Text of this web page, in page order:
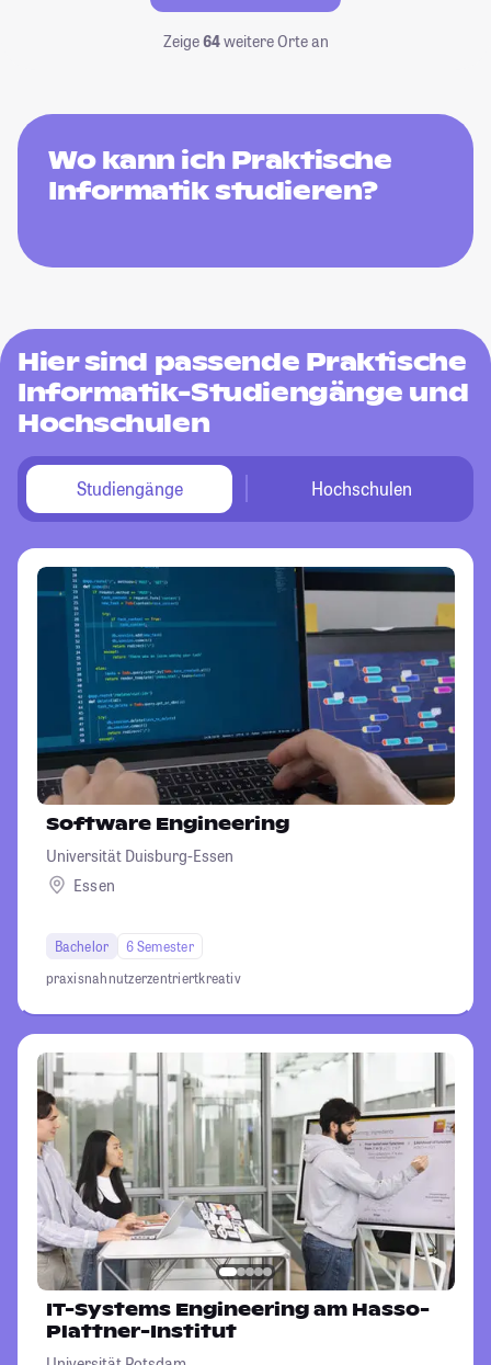
Zeige64weitere Orte an
Wo kann ich Praktische
Informatik studieren?
Hier sind passende Praktische
Informatik-Studiengänge und
Hochschulen
Studiengänge Hochschulen
Software Engineering
Universität Duisburg-Essen
Essen
Bachelor
6 Semester
praxisnahnutzerzentriertkreativ
IT-Systems Engineering am Hasso-
Plattner-Institut